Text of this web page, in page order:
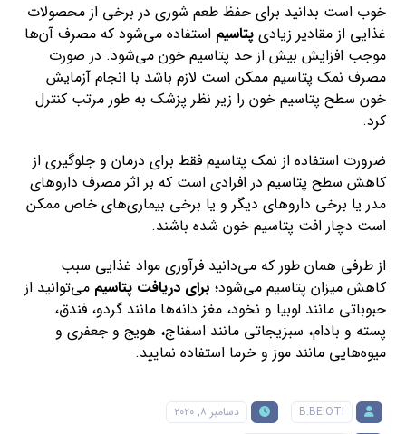
خوب است بدانید برای حفظ طعم شوری در برخی از محصولات
غذایی از مقادیر زیادیپتاسیم استفاده می‌شود که مصرف آن‌ها
موجب افزایش بیش از حد پتاسیم خون می‌شود. در صورت
مصرف نمک پتاسیم ممکن است لازم باشد با انجام آزمایش
خون سطح پتاسیم خون را زیر نظر پزشک به طور مرتب کنترل
کرد.
ضرورت استفاده از نمک پتاسیم فقط برای درمان و جلوگیری از
کاهش سطح پتاسیم در افرادی است که بر اثر مصرف داروهای
مدر یا برخی داروهای دیگر و یا برخی بیماری‌های خاص ممکن
است دچار افت پتاسیم خون شده باشند.
از طرفی همان طور که می‌دانید فرآوری مواد غذایی سبب
کاهش میزان پتاسیم می‌شود؛ برای دریافت پتاسیم می‌توانید از
حبوباتی مانند لوبیا و نخود، مغز دانه‌ها مانند گردو، فندق،
پسته و بادام، سبزیجاتی مانند اسفناج، هویج و جعفری و
میوه‌هایی مانند موز و خرما استفاده نمایید.
B.BEIOTI
دسامبر ۸, ۲۰۲۰